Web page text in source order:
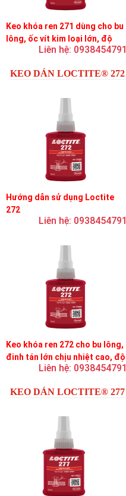
Keo khóa ren 271 dùng cho bu
lông, ốc vít kim loại lớn, độ
nhớt thấp, độ bền cao
Liên hệ: 0938454791
KEO DÁN LOCTITE® 272
Hướng dẫn sử dụng Loctite
272
Liên hệ: 0938454791
Keo khóa ren 272 cho bu lông,
đinh tán lớn chịu nhiệt cao, độ
bền cao, độ nhớt trung bình
Liên hệ: 0938454791
KEO DÁN LOCTITE® 277